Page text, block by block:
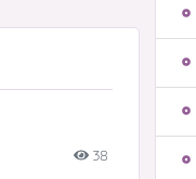
38